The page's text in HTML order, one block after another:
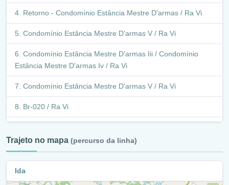
Retorno - Condomínio Estância Mestre D'armas / Ra Vi
Condomínio Estância Mestre D'armas V / Ra Vi
Condomínio Estância Mestre D'armas Iii / Condomínio
Estância Mestre D'armas Iv / Ra Vi
Condomínio Estância Mestre D'armas V / Ra Vi
Br-020 / Ra Vi
Ra Vi
Trajeto no mapa (percurso da linha)
Ida